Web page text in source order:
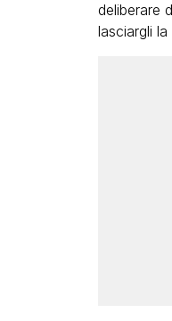
deliberare
lasciargli